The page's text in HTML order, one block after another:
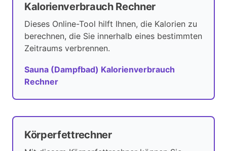
Kalorienverbrauch Rechner
Dieses Online-Tool hilft Ihnen, die Kalorien zu
berechnen, die Sie innerhalb eines bestimmten
Zeitraums verbrennen.
Sauna (Dampfbad) Kalorienverbrauch
Rechner
Körperfettrechner